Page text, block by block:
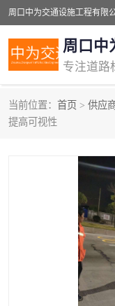
周口中
当前位置： 首页 > 供应
提高可视性
交通道路标线
道路标线划线